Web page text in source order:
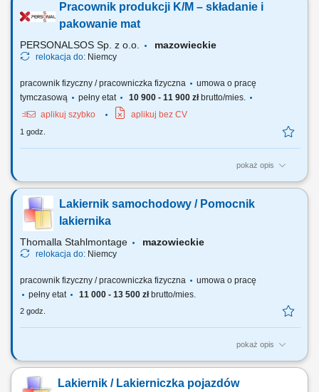
Pracownik produkcji K/M – składanie i
pakowanie mat
PERSONALSOS Sp. z o.o. mazowieckie
relokacja do: Niemcy
pracownik fizyczny / pracowniczka fizyczna
umowa o pracę
tymczasową
pełny etat 10 900 - 11 900 złbrutto/mies.
aplikuj szybko
aplikuj bez CV
1 godz.
pokaż opis
Kogo szukamy? Szukamy osób gotowych do pracy fizycznej i
manualnej. Ważne są dla nas przede wszystkim chęci do pracy,
dokładność i zaangażowanie. Doświadczenie przy produkcji,
pakowaniu lub w pracy fizycznej będzie dodatkowym atutem. Zadania:
rozwijanie mat wegetacyjnych na polu,...
Lakiernik samochodowy / Pomocnik
lakiernika
Thomalla Stahlmontage mazowieckie
relokacja do: Niemcy
pracownik fizyczny / pracowniczka fizyczna
umowa o pracę
pełny etat
11 000 - 13 500 złbrutto/mies.
2 godz.
pokaż opis
przygotowanie nadwozi ciągników siodłowych oraz innych
szpachlowanie, matowienie itd.) przygotowanie materiałów
Lakiernik / Lakierniczka pojazdów